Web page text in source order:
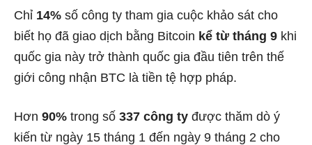
Chỉ 14% số công ty tham gia cuộc khảo sát cho
biết họ đã giao dịch bằng Bitcoin kể từ tháng 9 khi
quốc gia này trở thành quốc gia đầu tiên trên thế
giới công nhận BTC là tiền tệ hợp pháp.
Hơn 90% trong số 337 công ty được thăm dò ý
kiến ​​từ ngày 15 tháng 1 đến ngày 9 tháng 2 cho